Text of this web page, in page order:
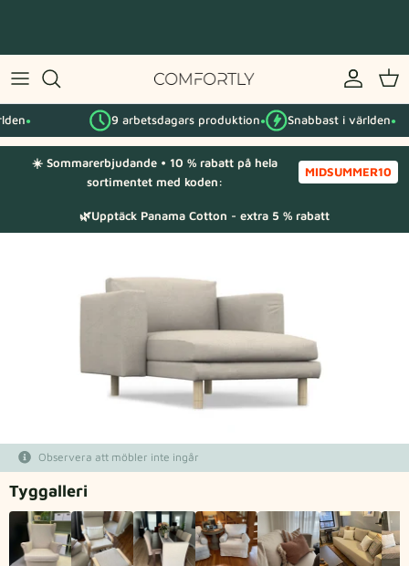
innehåll
Efter IKEA-serie
Efter kategori
Tygprover
Tygprover
Beställ din provbit
9 arbetsdagars produktion● Snabbast i världen●
☀️ Sommarerbjudande • 10 % rabatt på hela
sortimentet med koden:
MIDSUMMER10
🌿Upptäck Panama Cotton - extra 5 % rabatt
Observera att möbler inte ingår
Tyg­galleri